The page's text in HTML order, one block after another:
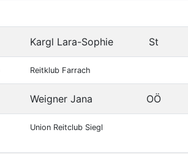
Kargl Lara-Sophie St
Reitklub Farrach
Weigner Jana OÖ
Union Reitclub Siegl